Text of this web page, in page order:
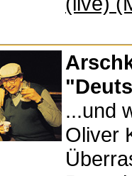
...und
Oliver